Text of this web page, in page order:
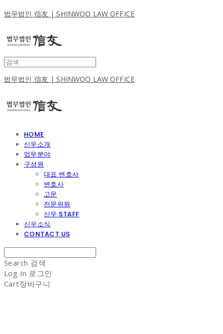
법무법인 信友 | SHINWOO LAW OFFICE
법무법인 信友 | SHINWOO LAW OFFICE
HOME
신우소개
업무분야
구성원
대표 변호사
변호사
고문
전문위원
신우 STAFF
신우소식
CONTACT US
Search 검색
Log In 로그인
Cart장바구니